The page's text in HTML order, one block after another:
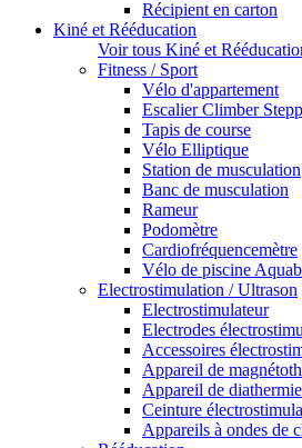
Récipient en carton
Kiné et Rééducation
Voir tous Kiné et
Fitness / Sport
Vélo d'appartement
Escalier Climber
Tapis de course
Vélo Elliptique
Station de musculation
Banc de musculation
Rameur
Podomètre
Cardiofréquencemètre
Vélo de piscine
Electrostimulation / Ultrason
Electrostimulateur
Electrodes
Accessoires
Appareil de
Appareil de diathermie
Ceinture
Appareils à ondes de